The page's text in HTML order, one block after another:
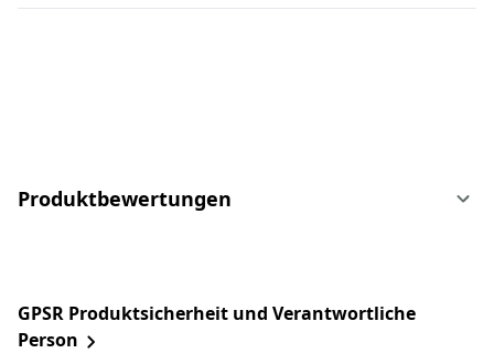
Produktbewertungen
GPSR Produktsicherheit und Verantwortliche
Person